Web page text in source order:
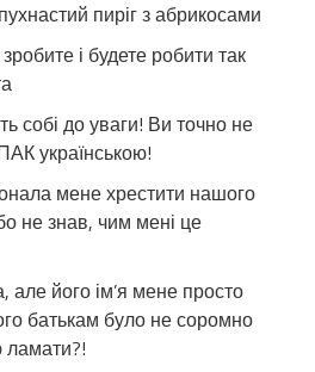
огірків
томатній
стерилізації!
пиріг з абрикосами
і будете робити так
собі до уваги! Ви точно не
українською!
мене хрестити нашого
не знав, чим мені це
але його ім’я мене просто
батькам було не соромно
ламати?!